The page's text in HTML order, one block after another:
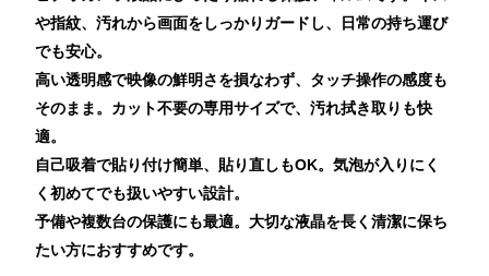
や指紋、汚れから画面をしっかりガードし、日常の持ち運び
でも安心。
高い透明感で映像の鮮明さを損なわず、タッチ操作の感度も
そのまま。カット不要の専用サイズで、汚れ拭き取りも快
適。
自己吸着で貼り付け簡単、貼り直しもOK。気泡が入りにく
く初めてでも扱いやすい設計。
予備や複数台の保護にも最適。大切な液晶を長く清潔に保ち
たい方におすすめです。